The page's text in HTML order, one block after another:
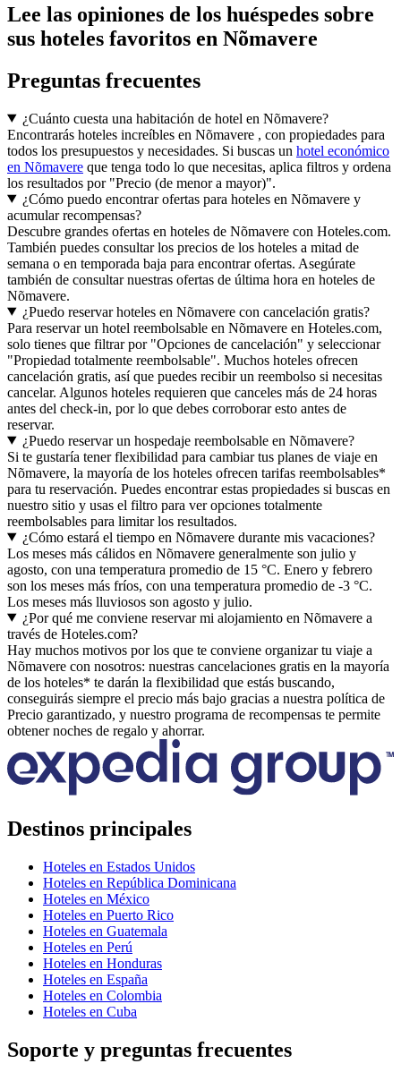
Lee las opiniones de los huéspedes sobre
sus hoteles favoritos en Nõmavere
Preguntas frecuentes
¿Cuánto cuesta una habitación de hotel en Nõmavere?
Encontrarás hoteles increíbles en Nõmavere , con propiedades para
todos los presupuestos y necesidades. Si buscas un hotel económico
en Nõmavere que tenga todo lo que necesitas, aplica filtros y ordena
los resultados por "Precio (de menor a mayor)".
¿Cómo puedo encontrar ofertas para hoteles en Nõmavere y
acumular recompensas?
Descubre grandes ofertas en hoteles de Nõmavere con Hoteles.com.
También puedes consultar los precios de los hoteles a mitad de
semana o en temporada baja para encontrar ofertas. Asegúrate
también de consultar nuestras ofertas de última hora en hoteles de
Nõmavere.
¿Puedo reservar hoteles en Nõmavere con cancelación gratis?
Para reservar un hotel reembolsable en Nõmavere en Hoteles.com,
solo tienes que filtrar por "Opciones de cancelación" y seleccionar
"Propiedad totalmente reembolsable". Muchos hoteles ofrecen
cancelación gratis, así que puedes recibir un reembolso si necesitas
cancelar. Algunos hoteles requieren que canceles más de 24 horas
antes del check-in, por lo que debes corroborar esto antes de
reservar.
¿Puedo reservar un hospedaje reembolsable en Nõmavere?
Si te gustaría tener flexibilidad para cambiar tus planes de viaje en
Nõmavere, la mayoría de los hoteles ofrecen tarifas reembolsables*
para tu reservación. Puedes encontrar estas propiedades si buscas en
nuestro sitio y usas el filtro para ver opciones totalmente
reembolsables para limitar los resultados.
¿Cómo estará el tiempo en Nõmavere durante mis vacaciones?
Los meses más cálidos en Nõmavere generalmente son julio y
agosto, con una temperatura promedio de 15 °C. Enero y febrero
son los meses más fríos, con una temperatura promedio de -3 °C.
Los meses más lluviosos son agosto y julio.
¿Por qué me conviene reservar mi alojamiento en Nõmavere a
través de Hoteles.com?
Hay muchos motivos por los que te conviene organizar tu viaje a
Nõmavere con nosotros: nuestras cancelaciones gratis en la mayoría
de los hoteles* te darán la flexibilidad que estás buscando,
conseguirás siempre el precio más bajo gracias a nuestra política de
Precio garantizado, y nuestro programa de recompensas te permite
obtener noches de regalo y ahorrar.
Destinos principales
Hoteles en Estados Unidos
Hoteles en República Dominicana
Hoteles en México
Hoteles en Puerto Rico
Hoteles en Guatemala
Hoteles en Perú
Hoteles en Honduras
Hoteles en España
Hoteles en Colombia
Hoteles en Cuba
Soporte y preguntas frecuentes